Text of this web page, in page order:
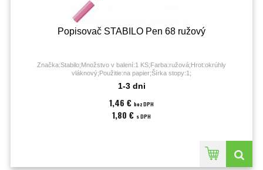
Popisovač STABILO Pen 68 ružový
Značka:Stabilo;Množstvo v balení:1 KS;Farba:ružová;Hrot:okrúhly
vláknový;Použitie:na papier;Šírka stopy:1;
1-3 dni
1,46 € bez DPH
1,80 € s DPH